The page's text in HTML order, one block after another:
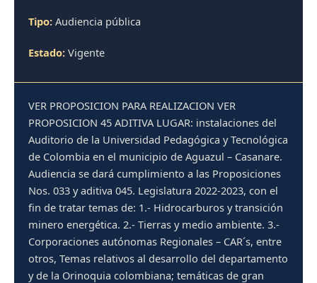
Tipo: Audiencia pública
Estado: Vigente
VER PROPOSICION PARA REALIZACION VER
PROPOSICION 45 ADITIVA LUGAR: instalaciones del
Auditorio de la Universidad Pedagógica y Tecnológica
de Colombia en el municipio de Aguazul – Casanare.
Audiencia se dará cumplimiento a las Proposiciones
Nos. 033 y aditiva 045. Legislatura 2022-2023, con el
fin de tratar temas de: 1.- Hidrocarburos y transición
minero energética. 2.- Tierras y medio ambiente. 3.-
Corporaciones autónomas Regionales – CAR´s, entre
otros, Temas relativos al desarrollo del departamento
y de la Orinoquia colombiana; temáticas de gran